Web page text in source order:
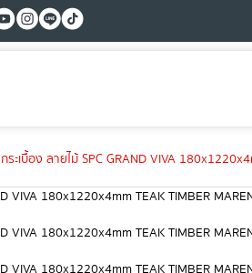
กระเบื้อง ลายไม้ SPC GRAND VIVA